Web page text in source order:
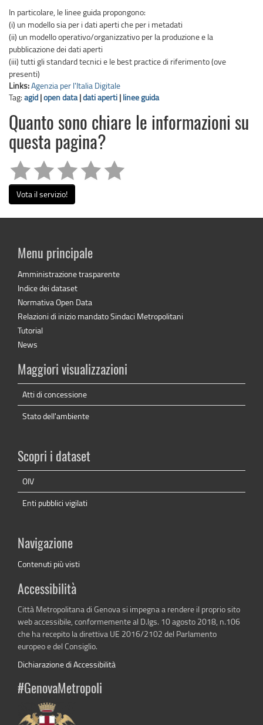
In particolare, le linee guida propongono:
(i) un modello sia per i dati aperti che per i metadati
(ii) un modello operativo/organizzativo per la produzione e la
pubblicazione dei dati aperti
(iii) tutti gli standard tecnici e le best practice di riferimento (ove
presenti)
Links:Agenzia per l'Italia Digitale
Tag: agid |open data|dati aperti | linee guida
Quanto sono chiare le informazioni su
questa pagina?
Vota il servizio!
Menu principale
Amministrazione trasparente
Indice dei dataset
Normativa Open Data
Relazioni di inizio mandato Sindaci Metropolitani
Tutorial
News
Maggiori visualizzazioni
Atti di concessione
Stato dell'ambiente
Scopri i dataset
OIV
Enti pubblici vigilati
Navigazione
Contenuti più visti
Accessibilità
Città Metropolitana di Genova si impegna a rendere il proprio sito
web accessibile, conformemente al D.lgs. 10 agosto 2018, n.106
che ha recepito la direttiva UE 2016/2102 del Parlamento
europeo e del Consiglio.
Dichiarazione di Accessibilità
#GenovaMetropoli